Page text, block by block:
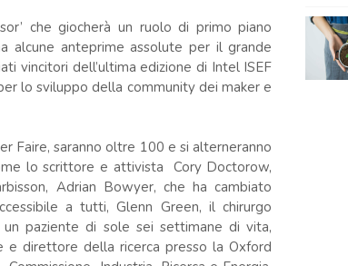
che giocherà un ruolo di primo piano
alcune anteprime assolute per il grande
vincitori dell’ultima edizione di Intel ISEF
lo sviluppo della community dei maker e
Faire, saranno oltre 100 e si alterneranno
lo scrittore e attivista Cory Doctorow,
Adrian Bowyer, che ha cambiato
a tutti, Glenn Green, il chirurgo
paziente di sole sei settimane di vita,
e direttore della ricerca presso la Oxford